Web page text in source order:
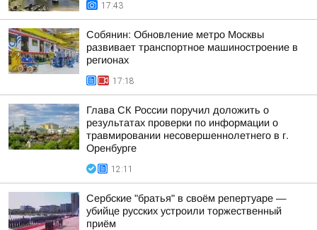
17:43
Собянин: Обновление метро Москвы
развивает транспортное машиностроение в
регионах
17:18
Глава СК России поручил доложить о
результатах проверки по информации о
травмировании несовершеннолетнего в г.
Оренбурге
12:11
Сербские "братья" в своём репертуаре —
убийце русских устроили торжественный
приём